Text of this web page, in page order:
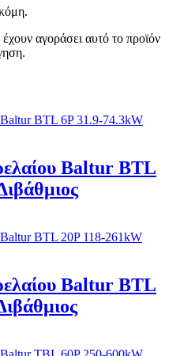
αγοράσει αυτό το προϊόν
Baltur BTL
Baltur BTL